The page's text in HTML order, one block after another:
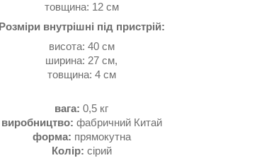
товщина: 12 см
Розміри внутрішні під пристрій:
висота: 40 см
ширина: 27 см,
товщина: 4 см
вага: 0,5 кг
виробництво: фабричний Китай
форма: прямокутна
Колір: сірий